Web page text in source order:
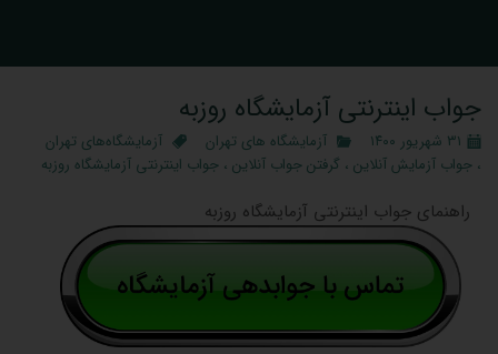
جواب اینترنتی آزمایشگاه روزبه
۳۱ شهریور ۱۴۰۰ آزمایشگاه‌ های تهران
آزمایشگاه‌های تهران
، جواب آزمایش آنلاین ، گرفتن جواب آنلاین ، جواب اینترنتی آزمایشگاه روزبه
راهنمای جواب اینترنتی آزمایشگاه روزبه